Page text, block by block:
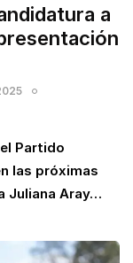
a
Partido
las próximas
Juliana Aray…